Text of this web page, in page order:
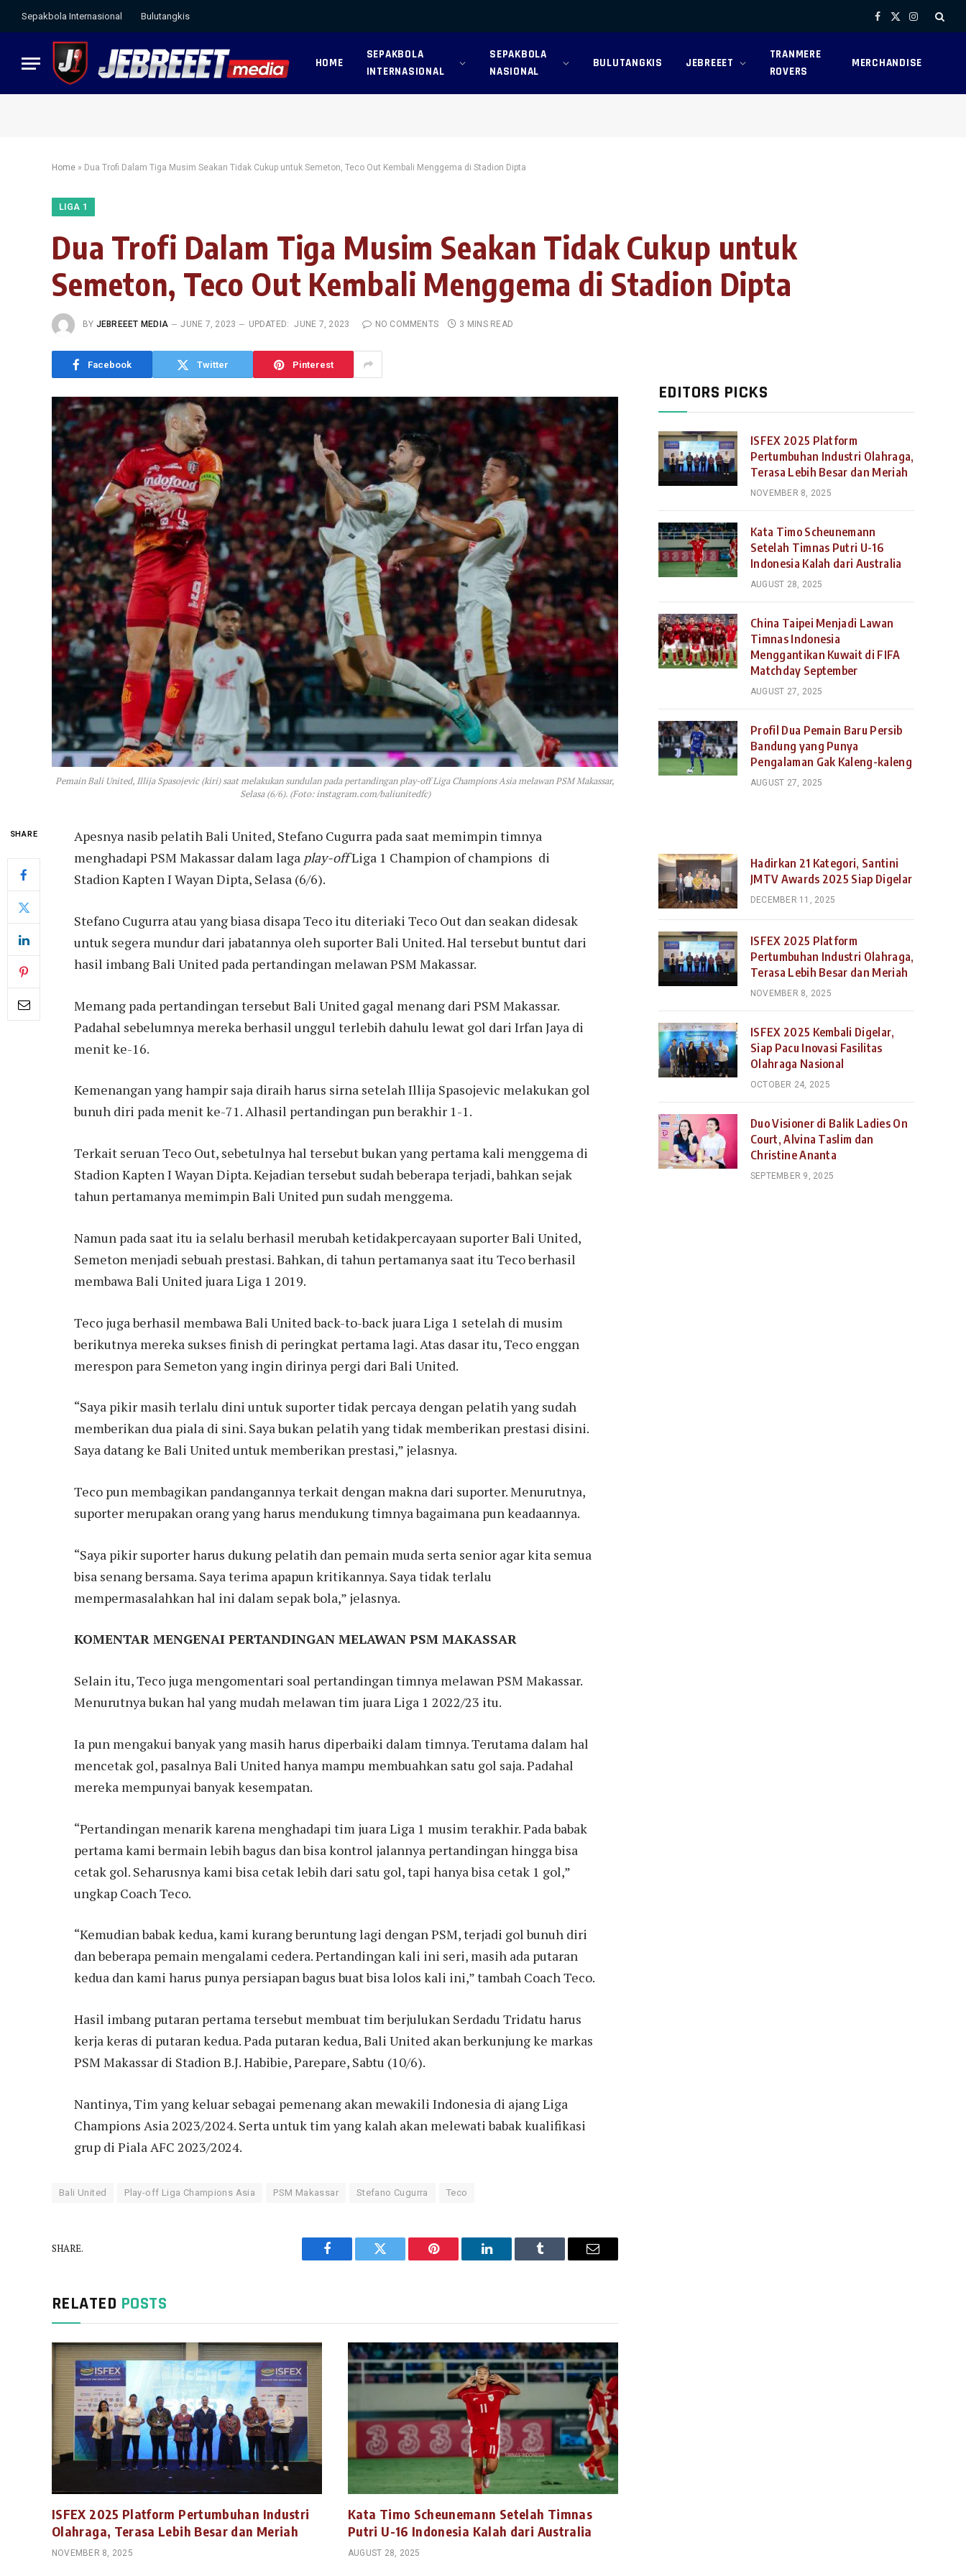
Sepakbola Internasional Bulutangkis Facebook
X
Instagram
HOME
SEPAKBOLA
INTERNASIONAL
SEPAKBOLA
NASIONAL
BULUTANGKIS JEBREEET
TRANMERE
ROVERS
MERCHANDISE
Home » Dua Trofi Dalam Tiga Musim Seakan Tidak Cukup untuk Semeton, Teco Out Kembali Menggema di Stadion Dipta
LIGA 1
Dua Trofi Dalam Tiga Musim Seakan Tidak Cukup untuk
Semeton, Teco Out Kembali Menggema di Stadion Dipta
BY JEBREEET MEDIA JUNE 7, 2023 UPDATED: JUNE 7, 2023 NO COMMENTS 3 MINS READ
Facebook Twitter Pinterest
Pemain Bali United, Illija Spasojevic (kiri) saat melakukan sundulan pada pertandingan play-off Liga Champions Asia melawan PSM Makassar,
Selasa (6/6). (Foto: instagram.com/baliunitedfc)
SHARE
Apesnya nasib pelatih Bali United, Stefano Cugurra pada saat memimpin timnya
menghadapi PSM Makassar dalam laga play-offLiga 1 Champion of champions di
Stadion Kapten I Wayan Dipta, Selasa (6/6).
Stefano Cugurra atau yang biasa disapa Teco itu diteriaki Teco Out dan seakan didesak
untuk segera mundur dari jabatannya oleh suporter Bali United. Hal tersebut buntut dari
hasil imbang Bali United pada pertandingan melawan PSM Makassar.
Memang pada pertandingan tersebut Bali United gagal menang dari PSM Makassar.
Padahal sebelumnya mereka berhasil unggul terlebih dahulu lewat gol dari Irfan Jaya di
menit ke-16.
Kemenangan yang hampir saja diraih harus sirna setelah Illija Spasojevic melakukan gol
bunuh diri pada menit ke-71. Alhasil pertandingan pun berakhir 1-1.
Terkait seruan Teco Out, sebetulnya hal tersebut bukan yang pertama kali menggema di
Stadion Kapten I Wayan Dipta. Kejadian tersebut sudah beberapa terjadi, bahkan sejak
tahun pertamanya memimpin Bali United pun sudah menggema.
Namun pada saat itu ia selalu berhasil merubah ketidakpercayaan suporter Bali United,
Semeton menjadi sebuah prestasi. Bahkan, di tahun pertamanya saat itu Teco berhasil
membawa Bali United juara Liga 1 2019.
Teco juga berhasil membawa Bali United back-to-back juara Liga 1 setelah di musim
berikutnya mereka sukses finish di peringkat pertama lagi. Atas dasar itu, Teco enggan
merespon para Semeton yang ingin dirinya pergi dari Bali United.
“Saya pikir masih terlalu dini untuk suporter tidak percaya dengan pelatih yang sudah
memberikan dua piala di sini. Saya bukan pelatih yang tidak memberikan prestasi disini.
Saya datang ke Bali United untuk memberikan prestasi,” jelasnya.
Teco pun membagikan pandangannya terkait dengan makna dari suporter. Menurutnya,
suporter merupakan orang yang harus mendukung timnya bagaimana pun keadaannya.
“Saya pikir suporter harus dukung pelatih dan pemain muda serta senior agar kita semua
bisa senang bersama. Saya terima apapun kritikannya. Saya tidak terlalu
mempermasalahkan hal ini dalam sepak bola,” jelasnya.
KOMENTAR MENGENAI PERTANDINGAN MELAWAN PSM MAKASSAR
Selain itu, Teco juga mengomentari soal pertandingan timnya melawan PSM Makassar.
Menurutnya bukan hal yang mudah melawan tim juara Liga 1 2022/23 itu.
Ia pun mengakui banyak yang masih harus diperbaiki dalam timnya. Terutama dalam hal
mencetak gol, pasalnya Bali United hanya mampu membuahkan satu gol saja. Padahal
mereka mempunyai banyak kesempatan.
“Pertandingan menarik karena menghadapi tim juara Liga 1 musim terakhir. Pada babak
pertama kami bermain lebih bagus dan bisa kontrol jalannya pertandingan hingga bisa
cetak gol. Seharusnya kami bisa cetak lebih dari satu gol, tapi hanya bisa cetak 1 gol,”
ungkap Coach Teco.
“Kemudian babak kedua, kami kurang beruntung lagi dengan PSM, terjadi gol bunuh diri
dan beberapa pemain mengalami cedera. Pertandingan kali ini seri, masih ada putaran
kedua dan kami harus punya persiapan bagus buat bisa lolos kali ini,” tambah Coach Teco.
Hasil imbang putaran pertama tersebut membuat tim berjulukan Serdadu Tridatu harus
kerja keras di putaran kedua. Pada putaran kedua, Bali United akan berkunjung ke markas
PSM Makassar di Stadion B.J. Habibie, Parepare, Sabtu (10/6).
Nantinya, Tim yang keluar sebagai pemenang akan mewakili Indonesia di ajang Liga
Champions Asia 2023/2024. Serta untuk tim yang kalah akan melewati babak kualifikasi
grup di Piala AFC 2023/2024.
Bali United Play-off Liga Champions Asia PSM Makassar Stefano Cugurra Teco
SHARE.
Facebook Twitter Pinterest LinkedIn Tumblr Email
RELATED POSTS
ISFEX 2025 Platform Pertumbuhan Industri
Olahraga, Terasa Lebih Besar dan Meriah
NOVEMBER 8, 2025
Kata Timo Scheunemann Setelah Timnas
Putri U-16 Indonesia Kalah dari Australia
AUGUST 28, 2025
EDITORS PICKS
ISFEX 2025 Platform
Pertumbuhan Industri Olahraga,
Terasa Lebih Besar dan Meriah
NOVEMBER 8, 2025
Kata Timo Scheunemann
Setelah Timnas Putri U-16
Indonesia Kalah dari Australia
AUGUST 28, 2025
China Taipei Menjadi Lawan
Timnas Indonesia
Menggantikan Kuwait di FIFA
Matchday September
AUGUST 27, 2025
Profil Dua Pemain Baru Persib
Bandung yang Punya
Pengalaman Gak Kaleng-kaleng
AUGUST 27, 2025
Hadirkan 21 Kategori, Santini
JMTV Awards 2025 Siap Digelar
DECEMBER 11, 2025
ISFEX 2025 Platform
Pertumbuhan Industri Olahraga,
Terasa Lebih Besar dan Meriah
NOVEMBER 8, 2025
ISFEX 2025 Kembali Digelar,
Siap Pacu Inovasi Fasilitas
Olahraga Nasional
OCTOBER 24, 2025
Duo Visioner di Balik Ladies On
Court, Alvina Taslim dan
Christine Ananta
SEPTEMBER 9, 2025